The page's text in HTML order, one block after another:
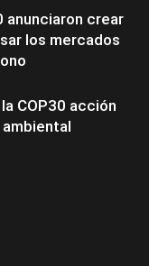
anunciaron crear
los mercados
COP30 acción